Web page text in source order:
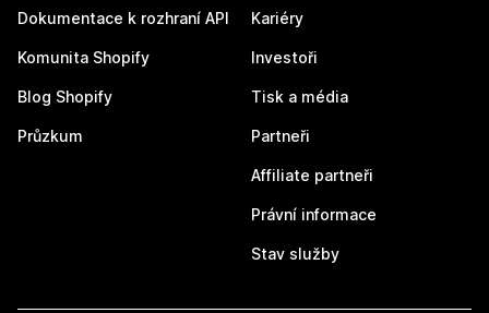
Dokumentace k rozhraní API
Komunita Shopify
Blog Shopify
Průzkum
Kariéry
Investoři
Tisk a média
Partneři
Affiliate partneři
Právní informace
Stav služby